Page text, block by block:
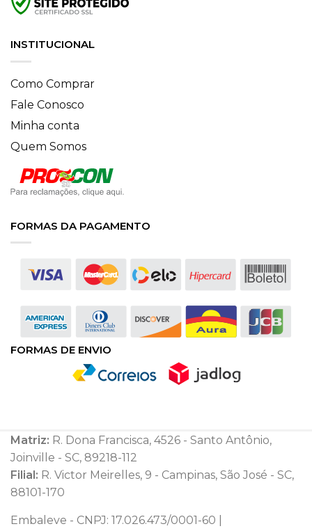
INSTITUCIONAL
Como Comprar
Fale Conosco
Minha conta
Quem Somos
FORMAS DA PAGAMENTO
FORMAS DE ENVIO
Matriz: R. Dona Francisca, 4526 - Santo Antônio,
Joinville - SC, 89218-112
Filial: R. Victor Meirelles, 9 - Campinas, São José - SC,
88101-170
Embaleve - CNPJ: 17.026.473/0001-60 |